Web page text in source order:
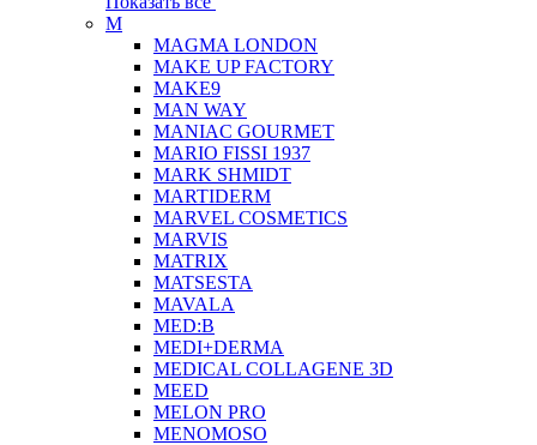
M
MAGMA LONDON
MAKE UP FACTORY
MAKE9
MAN WAY
MANIAC GOURMET
MARIO FISSI 1937
MARK SHMIDT
MARTIDERM
MARVEL COSMETICS
MARVIS
MATRIX
MATSESTA
MAVALA
MED:B
MEDI+DERMA
MEDICAL COLLAGENE 3D
MEED
MELON PRO
MENOMOSO